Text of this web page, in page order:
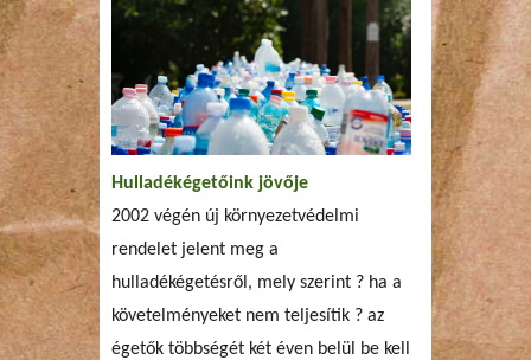
Hulladékégetőink jövője
2002 végén új környezetvédelmi
rendelet jelent meg a
hulladékégetésről, mely szerint ? ha a
követelményeket nem teljesítik ? az
égetők többségét két éven belül be kell